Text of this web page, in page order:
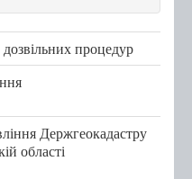
ЦНАП
процедур
Держгеокадастру
області